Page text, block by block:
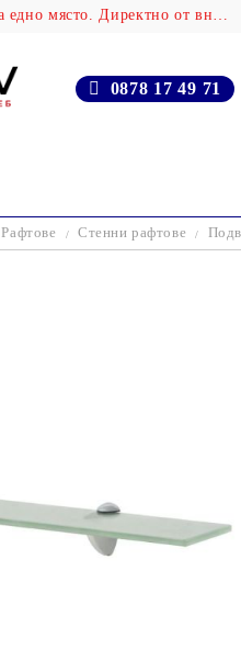
Крабов - Над 100 000 продукта на едно място. Директно от вносителя!
0878 17 49 71
Рафтове Стенни рафтове